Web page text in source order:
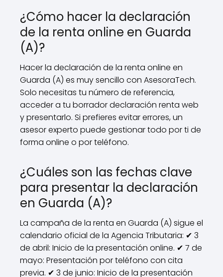
¿Cómo hacer la declaración
de la renta online en Guarda
(A)?
Hacer la declaración de la renta online en
Guarda (A) es muy sencillo con AsesoraTech.
Solo necesitas tu número de referencia,
acceder a tu borrador declaración renta web
y presentarlo. Si prefieres evitar errores, un
asesor experto puede gestionar todo por ti de
forma online o por teléfono.
¿Cuáles son las fechas clave
para presentar la declaración
en Guarda (A)?
La campaña de la renta en Guarda (A) sigue el
calendario oficial de la Agencia Tributaria: ✔ 3
de abril: Inicio de la presentación online. ✔ 7 de
mayo: Presentación por teléfono con cita
previa. ✔ 3 de junio: Inicio de la presentación